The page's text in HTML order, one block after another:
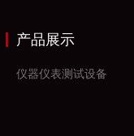
产品展示
仪器仪表测试设备